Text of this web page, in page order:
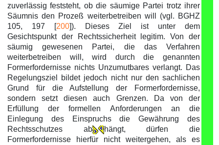
zuverlässig feststeht, ob die säumige Partei trotz ihrer
Säumnis den Prozeß weiterbetreiben will (vgl. BGHZ
105, 197 [200]). Dieses Ziel ist unter dem
Gesichtspunkt der Rechtssicherheit legitim. Von der
säumig gewesenen Partei, die das Verfahren
weiterbetreiben will, wird durch die genannten
Formerfordernisse nichts Unzumutbares verlangt. Das
Regelungsziel bildet jedoch nicht nur den sachlichen
Grund für die Aufstellung der Formerfordernisse,
sondern setzt diesen auch Grenzen. Da von der
Erfüllung der formellen Anforderungen an die
Einlegung des Einspruchs die Gewährung des
Rechtsschutzes ab
hängt, dürfen die
Formerfordernisse hierfür nicht weitergehen, als es